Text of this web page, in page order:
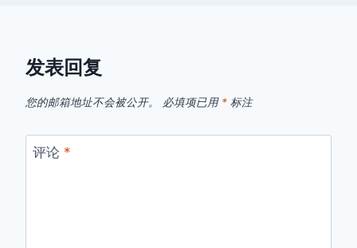
发表回复
您的邮箱地址不会被公开。 必填项已用 * 标注
评论 *